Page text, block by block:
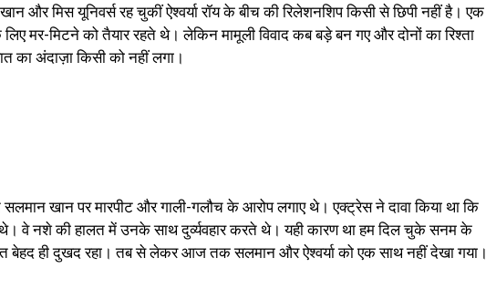
और मिस यूनिवर्स रह चुकीं ऐश्वर्या रॉय के बीच की रिलेशनशिप किसी से छिपी नहीं है। एक
मर-मिटने को तैयार रहते थे। लेकिन मामूली विवाद कब बड़े बन गए और दोनों का रिश्ता
का अंदाज़ा किसी को नहीं लगा।
ने सलमान खान पर मारपीट और गाली-गलौच के आरोप लगाए थे। एक्ट्रेस ने दावा किया था कि
वे नशे की हालत में उनके साथ दुर्व्यवहार करते थे। यही कारण था हम दिल चुके सनम के
बेहद ही दुखद रहा। तब से लेकर आज तक सलमान और ऐश्वर्या को एक साथ नहीं देखा गया।